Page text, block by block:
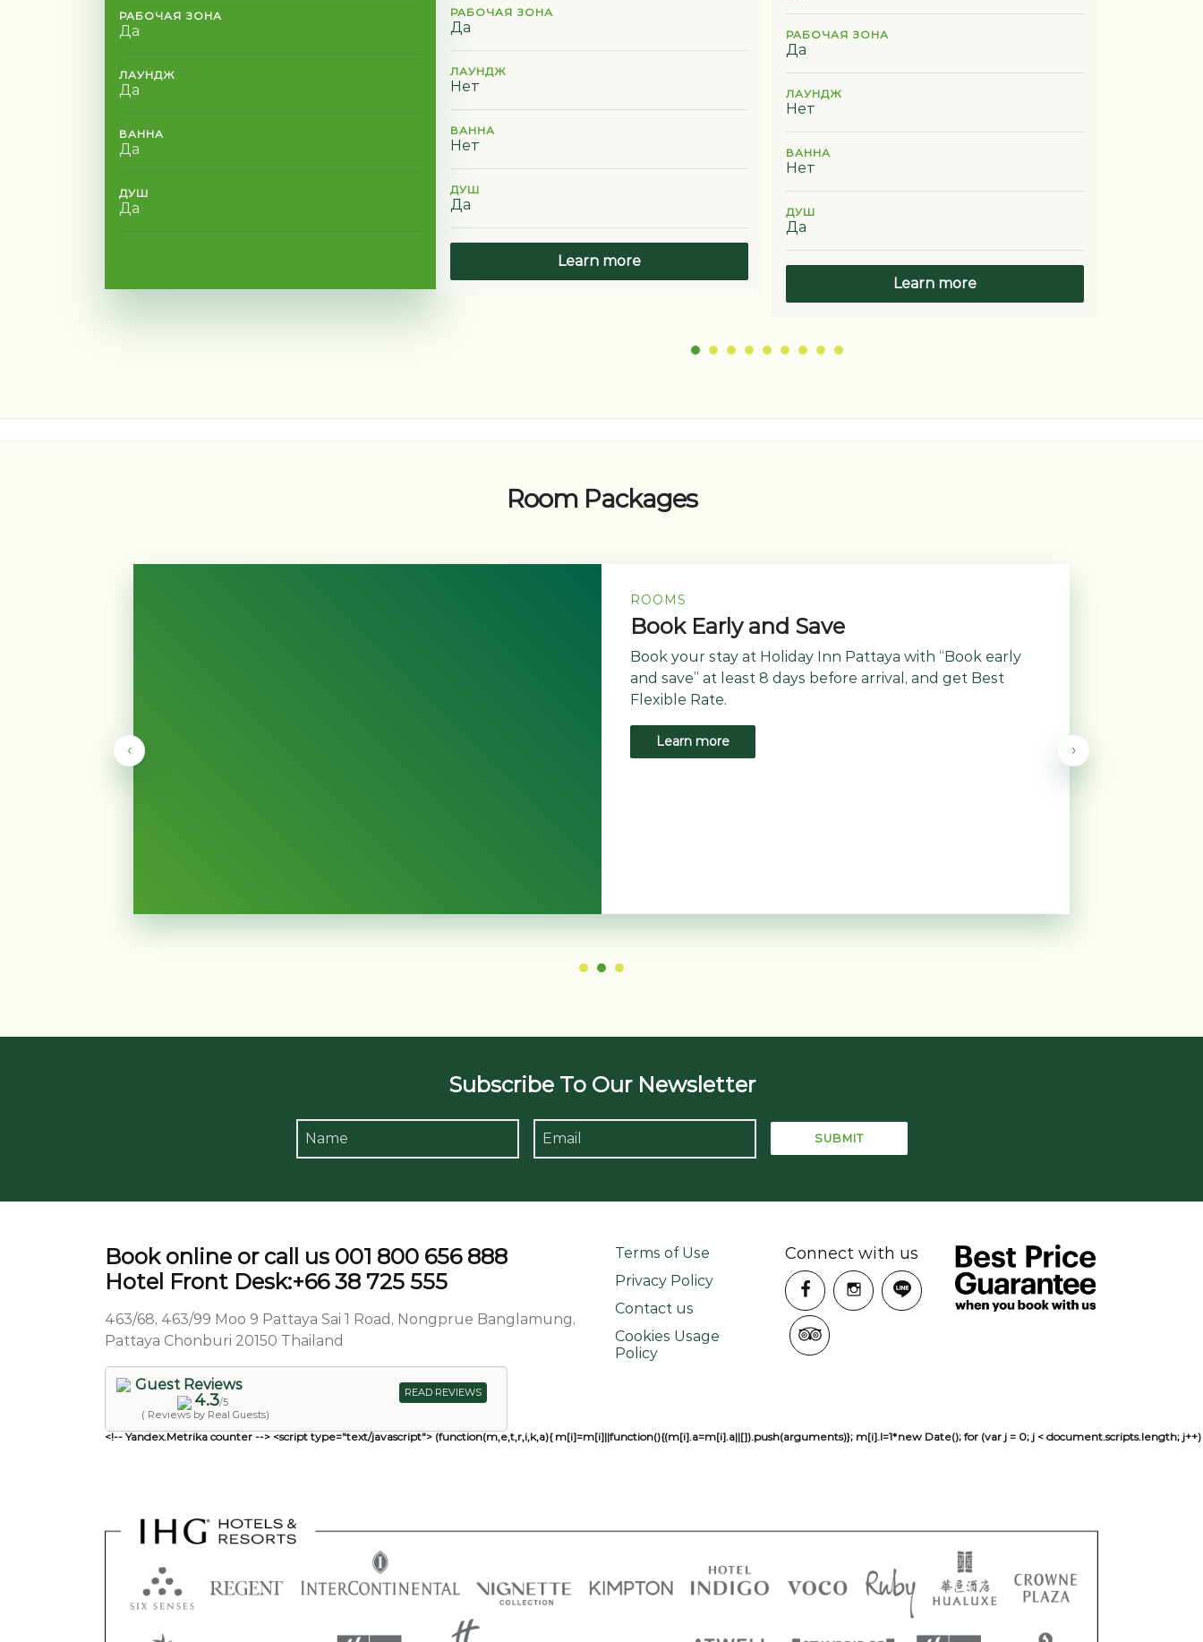
РАБОЧАЯ ЗОНА
Да
ЛАУНДЖ
Да
ВАННА
Да
ДУШ
Да
РАБОЧАЯ ЗОНА
Да
ЛАУНДЖ
Нет
ВАННА
Нет
ДУШ
Да
Learn more
РАБОЧАЯ ЗОНА
Да
ЛАУНДЖ
Нет
ВАННА
Нет
ДУШ
Да
Learn more
Room Packages
ROOMS
Book Early and Save
Book your stay at Holiday Inn Pattaya with “Book early
and save” at least 8 days before arrival, and get Best
Flexible Rate.
Learn more
‹ ›
Subscribe To Our Newsletter
Book online or call us 001 800 656 888
Hotel Front Desk:+66 38 725 555
463/68, 463/99 Moo 9 Pattaya Sai 1 Road, Nongprue Banglamung,
Pattaya Chonburi 20150 Thailand
Guest Reviews
4.3/5
( Reviews by Real Guests)
READ REVIEWS
<!-- Yandex.Metrika counter --> <script type="text/javascript"> (function(m,e,t,r,i,k,a){ m[i]=m[i]||function(){(m[i].a=m[i].a||[]).push(arguments)}; m[i].l=1*new Date(); for (var j = 0; j <
Terms of Use
Privacy Policy
Contact us
Cookies Usage
Policy
Connect with us